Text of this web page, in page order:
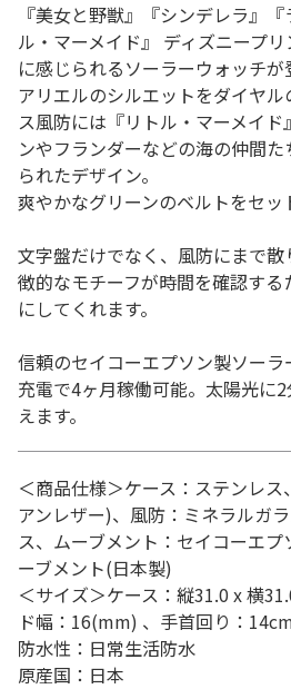
『美女と野獣』『シンデレラ』
ル・マーメイド』 ディズニープ
に感じられるソーラーウォッチが
アリエルのシルエットをダイヤ
ス風防には『リトル・マーメイ
ンやフランダーなどの海の仲間
られたデザイン。
爽やかなグリーンのベルトをセッ
文字盤だけでなく、風防にまで
徴的なモチーフが時間を確認す
にしてくれます。
信頼のセイコーエプソン製ソー
充電で4ヶ月稼働可能。太陽光に
えます。
＜商品仕様＞ケース：ステンレ
アンレザー)、風防：ミネラルガ
ス、ムーブメント：セイコーエ
ーブメント(日本製)
＜サイズ＞ケース：縦31.0 x 横
ド幅：16(mm) 、手首回り：
防水性：日常生活防水
原産国：日本